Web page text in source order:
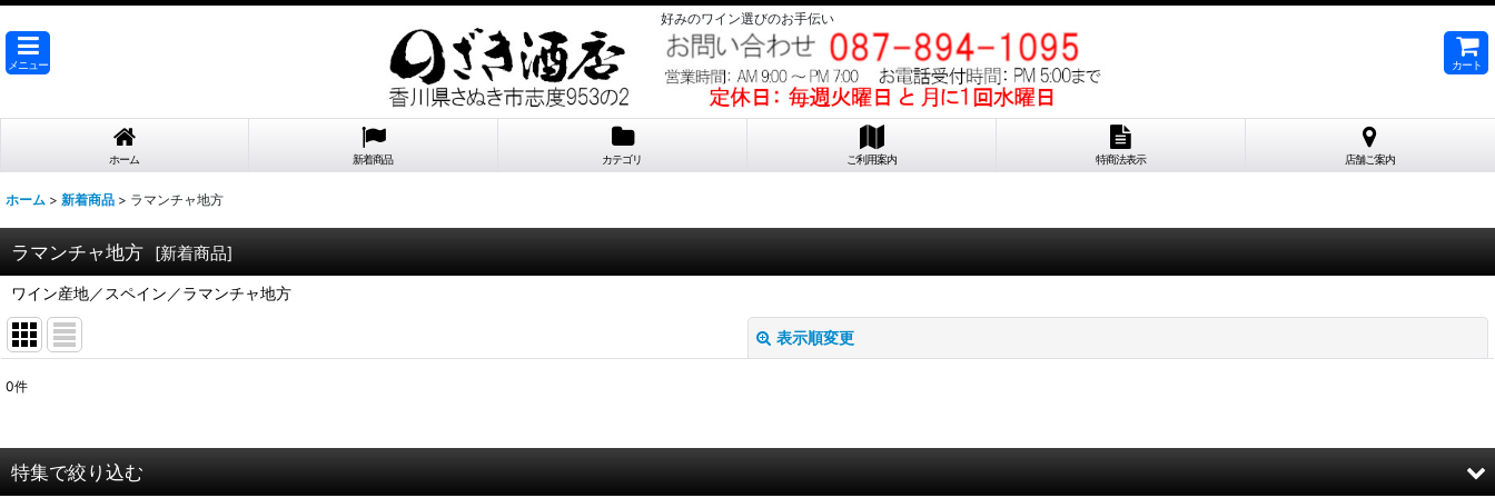
好みのワイン選びのお手伝い
メニュー カート
ホーム 新着商品 カテゴリ ご利用案内 特商法表示 店舗ご案内
ホーム > 新着商品 > ラマンチャ地方
ラマンチャ地方 [新着商品]
ワイン産地／スペイン／ラマンチャ地方
表示順変更
在庫あり
0件
特集で絞り込む